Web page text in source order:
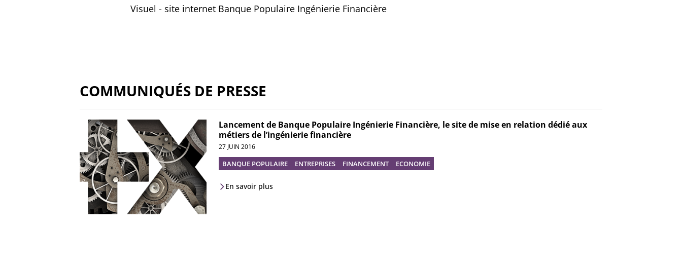
Visuel - site internet Banque Populaire Ingénierie Financière
COMMUNIQUÉS DE PRESSE
Lancement de Banque Populaire Ingénierie Financière, le site de mise en relation dédié aux
métiers de l’ingénierie financière
27 JUIN 2016
BANQUE POPULAIRE ENTREPRISES FINANCEMENT ECONOMIE
En savoir plus